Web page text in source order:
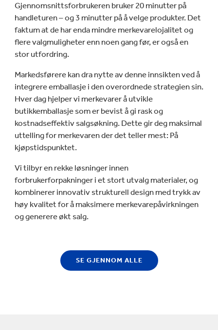
Gjennomsnittsforbrukeren bruker 20 minutter på
handleturen – og 3 minutter på å velge produkter. Det
faktum at de har enda mindre merkevarelojalitet og
flere valgmuligheter enn noen gang før, er også en
stor utfordring.
Markedsførere kan dra nytte av denne innsikten ved å
integrere emballasje i den overordnede strategien sin.
Hver dag hjelper vi merkevarer å utvikle
butikkemballasje som er bevist å gi rask og
kostnadseffektiv salgsøkning. Dette gir deg maksimal
uttelling for merkevaren der det teller mest: På
kjøpstidspunktet.
Vi tilbyr en rekke løsninger innen
forbrukerforpakninger i et stort utvalg materialer, og
kombinerer innovativ strukturell design med trykk av
høy kvalitet for å maksimere merkevarepåvirkningen
og generere økt salg.
SE GJENNOM ALLE